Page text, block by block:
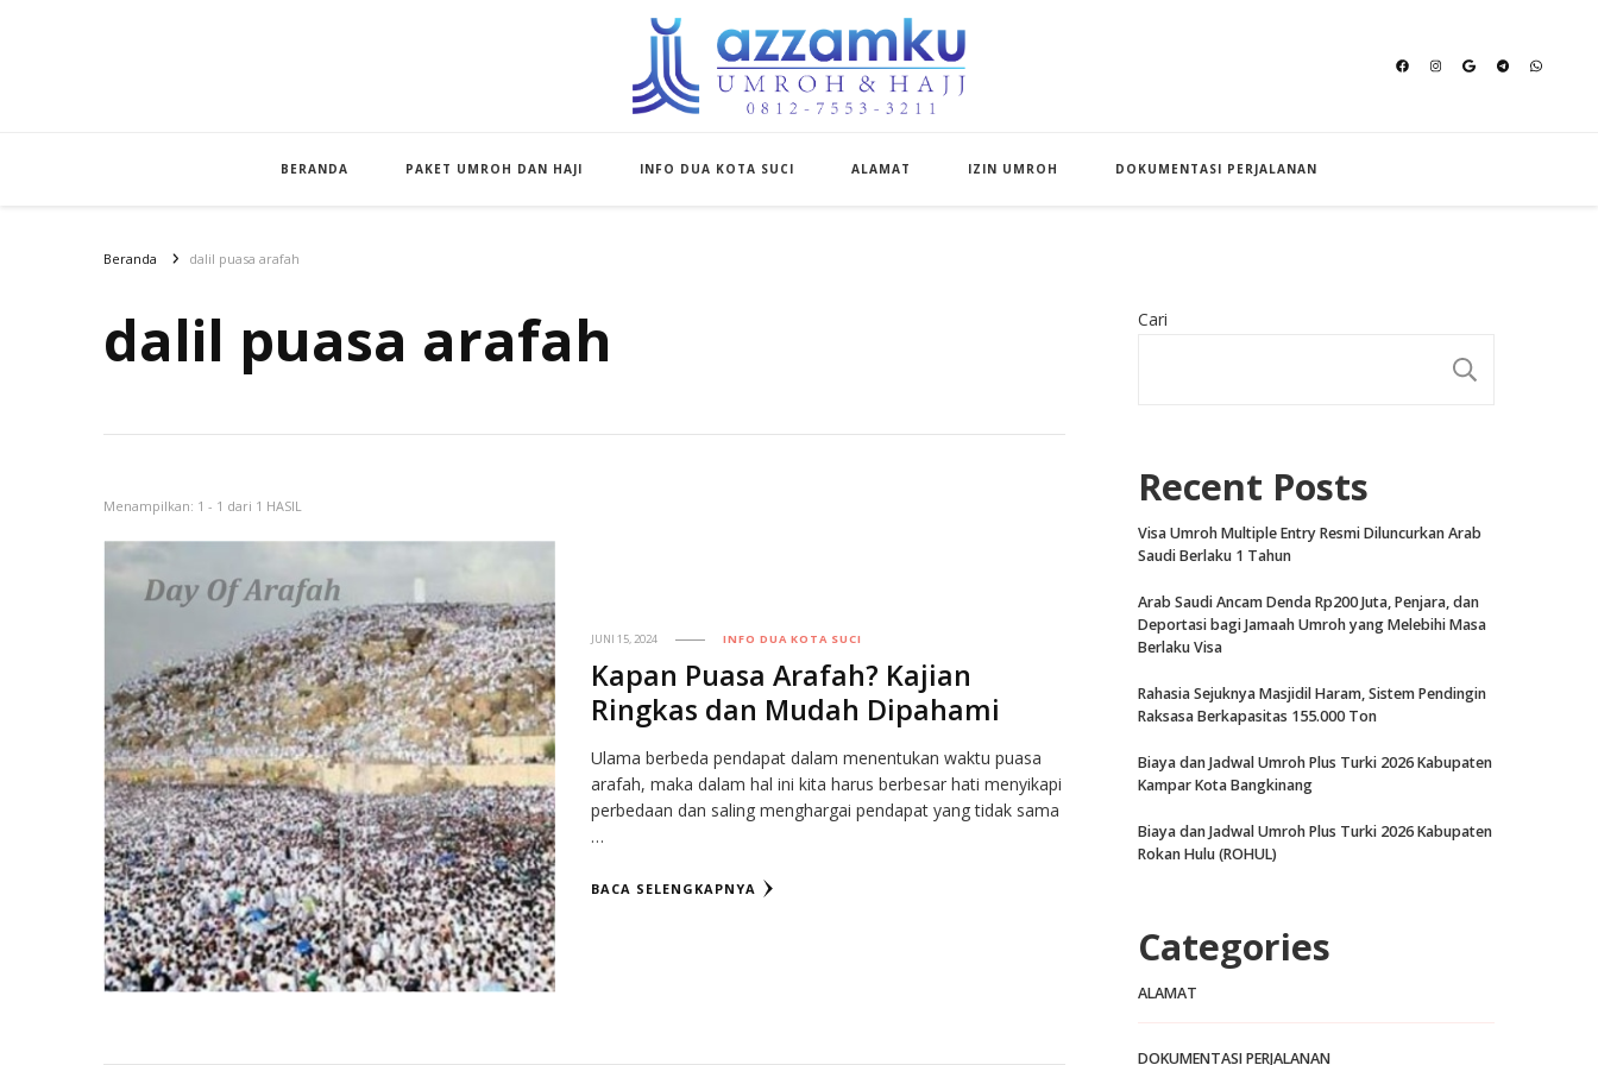
BERANDA PAKET UMROH DAN HAJI INFO DUA KOTA SUCI ALAMAT IZIN UMROH DOKUMENTASI PERJALANAN
Beranda dalil puasa arafah
dalil puasa arafah
Menampilkan: 1 - 1 dari 1 HASIL
JUNI 15, 2024 INFO DUA KOTA SUCI
Kapan Puasa Arafah? Kajian
Ringkas dan Mudah Dipahami
Ulama berbeda pendapat dalam menentukan waktu puasa
arafah, maka dalam hal ini kita harus berbesar hati menyikapi
perbedaan dan saling menghargai pendapat yang tidak sama
…
BACA SELENGKAPNYA
Cari
Recent Posts
Visa Umroh Multiple Entry Resmi Diluncurkan Arab
Saudi Berlaku 1 Tahun
Arab Saudi Ancam Denda Rp200 Juta, Penjara, dan
Deportasi bagi Jamaah Umroh yang Melebihi Masa
Berlaku Visa
Rahasia Sejuknya Masjidil Haram, Sistem Pendingin
Raksasa Berkapasitas 155.000 Ton
Biaya dan Jadwal Umroh Plus Turki 2026 Kabupaten
Kampar Kota Bangkinang
Biaya dan Jadwal Umroh Plus Turki 2026 Kabupaten
Rokan Hulu (ROHUL)
Categories
ALAMAT
DOKUMENTASI PERJALANAN